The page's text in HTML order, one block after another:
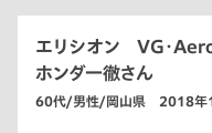
エリシオン VG・
ホンダ一徹さん
60代/男性/岡山県 2018年